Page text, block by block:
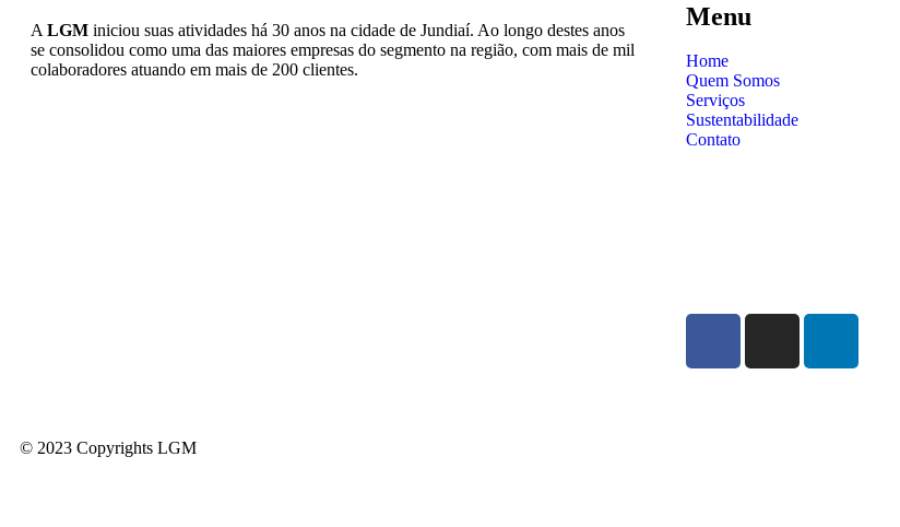
A LGM iniciou suas atividades há 30 anos na cidade de Jundiaí. Ao longo destes anos
se consolidou como uma das maiores empresas do segmento na região, com mais de mil
colaboradores atuando em mais de 200 clientes.
Menu
Home
Quem Somos
Serviços
Sustentabilidade
Contato
© 2023 Copyrights LGM